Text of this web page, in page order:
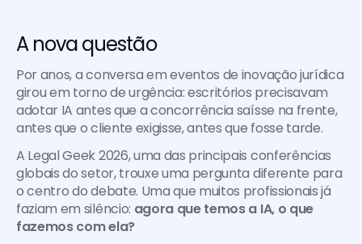
A nova questão
Por anos, a conversa em eventos de inovação jurídica
girou em torno de urgência: escritórios precisavam
adotar IA antes que a concorrência saísse na frente,
antes que o cliente exigisse, antes que fosse tarde.
A Legal Geek 2026, uma das principais conferências
globais do setor, trouxe uma pergunta diferente para
o centro do debate. Uma que muitos profissionais já
faziam em silêncio: agora que temos a IA, o que
fazemos com ela?